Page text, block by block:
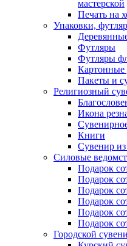
мастерской
Печать на
Упаковки,
Футляры
Футляры
Картонные
Пакеты и
Религиозный
Икона
Книги
Сувенир
Силовые
Подарок
Подарок
Подарок
Подарок
Подарок
Подарок
Городской